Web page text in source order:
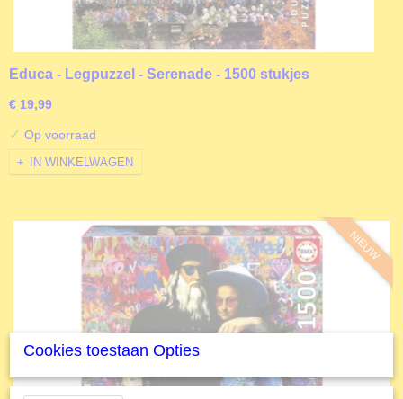
Educa - Legpuzzel - Serenade - 1500 stukjes
€ 19,99
✓ Op voorraad
IN WINKELWAGEN
NIEUW
Cookies toestaan Opties